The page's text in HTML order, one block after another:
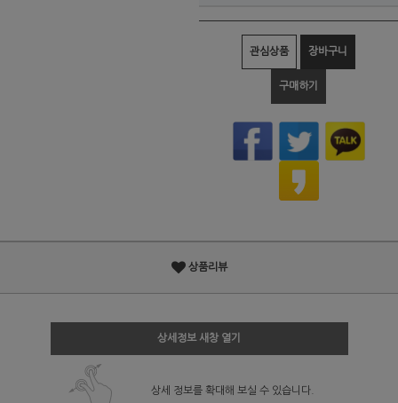
관심상품 장바구니
구매하기
상품리뷰
상세정보 새창 열기
상세 정보를 확대해 보실 수 있습니다.